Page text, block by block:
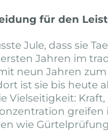
für den
Jule, dass sie
Jahren im
neun Jahren
ist sie bis heute
Vielseitigkeit:
wie